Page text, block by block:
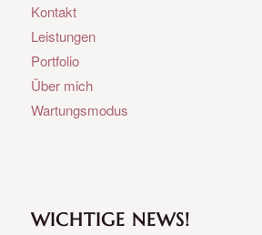
Kontakt
Leistungen
Portfolio
Über mich
Wartungsmodus
WICHTIGE NEWS!